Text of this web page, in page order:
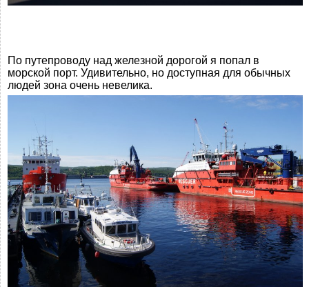
По путепроводу над железной дорогой я попал в
морской порт. Удивительно, но доступная для обычных
людей зона очень невелика.